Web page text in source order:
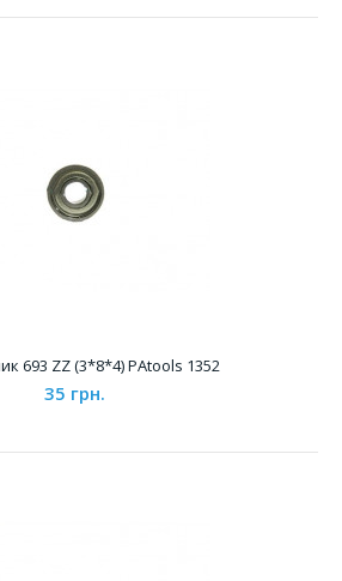
ZZ (3*10*4) PAtools 1354
693 ZZ (3*8*4) PAtools 1352
35 грн.